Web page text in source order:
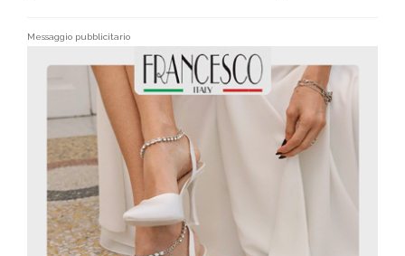
Messaggio pubblicitario